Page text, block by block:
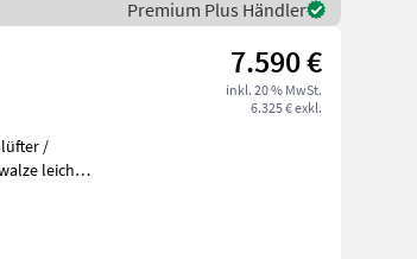
Premium Plus Händler
7.590 €
inkl. 20 % MwSt.
6.325 € exkl.